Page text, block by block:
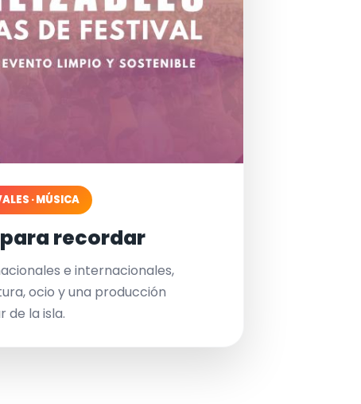
· MÚSICA
recordar
e internacionales,
ocio y una producción
de la isla.